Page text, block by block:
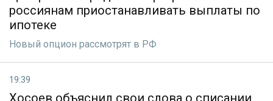
россиянам приостанавливать выплаты по
ипотеке
Новый опцион рассмотрят в РФ
19:39
Хосоев объяснил свои слова о списании